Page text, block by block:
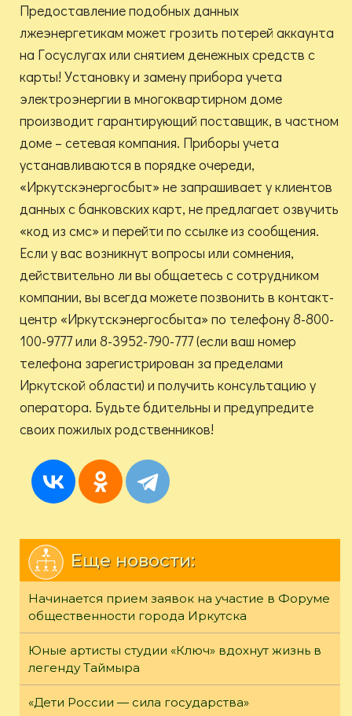
Предоставление подобных данных
лжеэнергетикам может грозить потерей аккаунта
на Госуслугах или снятием денежных средств с
карты! Установку и замену прибора учета
электроэнергии в многоквартирном доме
производит гарантирующий поставщик, в частном
доме – сетевая компания. Приборы учета
устанавливаются в порядке очереди,
«Иркутскэнергосбыт» не запрашивает у клиентов
данных с банковских карт, не предлагает озвучить
«код из смс» и перейти по ссылке из сообщения.
Если у вас возникнут вопросы или сомнения,
действительно ли вы общаетесь с сотрудником
компании, вы всегда можете позвонить в контакт-
центр «Иркутскэнергосбыта» по телефону 8-800-
100-9777 или 8-3952-790-777 (если ваш номер
телефона зарегистрирован за пределами
Иркутской области) и получить консультацию у
оператора. Будьте бдительны и предупредите
своих пожилых родственников!
Еще новости:
Начинается прием заявок на участие в Форуме
общественности города Иркутска
Юные артисты студии «Ключ» вдохнут жизнь в
легенду Таймыра
«Дети России — сила государства»